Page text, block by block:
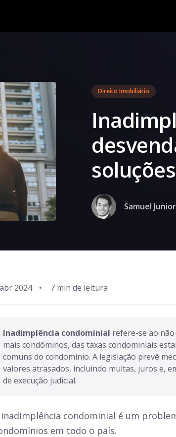
Direito Imobiliário
Samuel Junior
2024 •
Inadimplência condominial refere-se ao
mais condôminos, das taxas condominiais
comuns do condomínio. A legislação prevê
valores atrasados, incluindo multas, juros e,
de execução judicial.
inadimplência condominial é um
em todo o país.